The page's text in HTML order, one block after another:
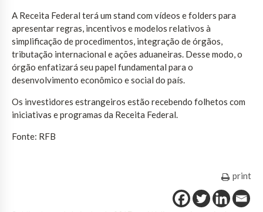
A Receita Federal terá um stand com vídeos e folders para
apresentar regras, incentivos e modelos relativos à
simplificação de procedimentos, integração de órgãos,
tributação internacional e ações aduaneiras. Desse modo, o
órgão enfatizará seu papel fundamental para o
desenvolvimento econômico e social do país.
Os investidores estrangeiros estão recebendo folhetos com
iniciativas e programas da Receita Federal.
Fonte: RFB
print